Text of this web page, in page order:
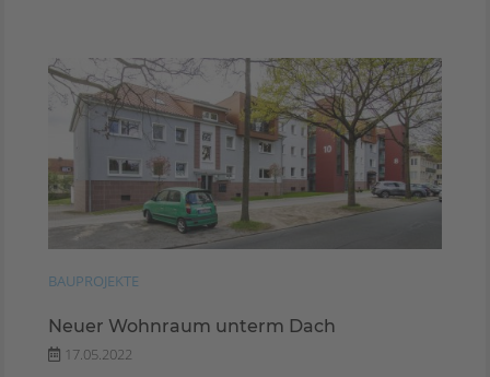
BAUPROJEKTE
Neuer Wohnraum unterm Dach
17.05.2022